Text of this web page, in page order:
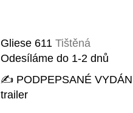
Gliese 611 Tištěná
Odesíláme do 1-2 dnů
✍️ PODPEPSANÉ
trailer